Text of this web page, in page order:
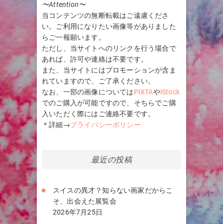
〜Attention〜
当コンテンツの無断転載はご遠慮くださ
い。ご利用になりたい画像等がありました
らご一報願います。
ただし、当サイトへのリンクを行う場合で
あれば、許可や連絡は不要です。
また、当サイトにはプロモーションが含ま
れていますので、ご了承ください。
なお、一部の画像についてはPIXTAやiStock
でのご購入が可能ですので、そちらでご購
入いただく際にはご連絡不要です。
＊詳細→プライバシーポリシー
最近の投稿
スイスの異才？知らない画家だからこ
そ、出会えた展覧会
2026年7月25日